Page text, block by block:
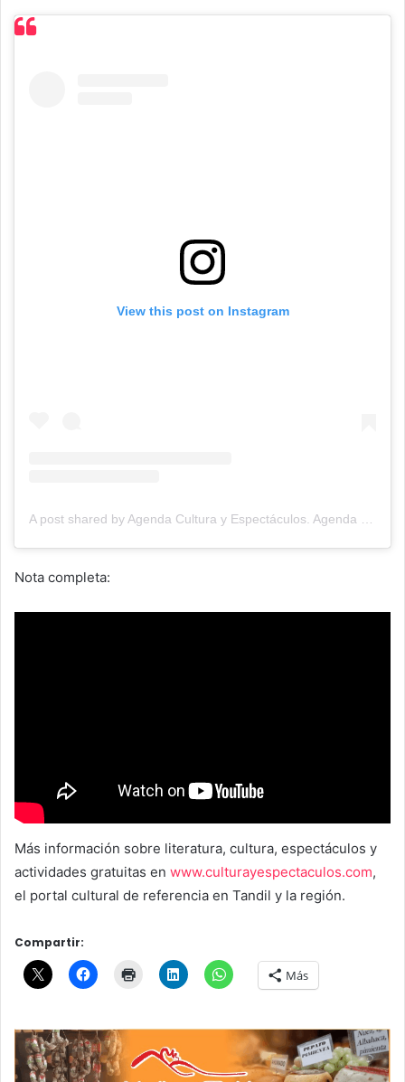
View this post on Instagram
A post shared by Agenda Cultura y Espectáculos. Agenda Cultural Tandil. (@agendacye)
Nota completa:
Más información sobre literatura, cultura, espectáculos y
actividades gratuitas en www.culturayespectaculos.com,
el portal cultural de referencia en Tandil y la región.
Compartir:
Más